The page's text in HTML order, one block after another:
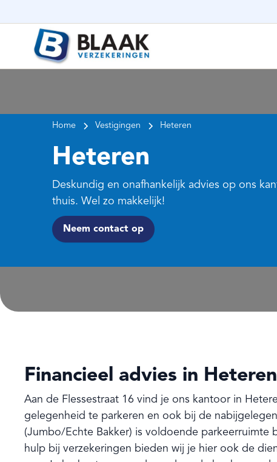
Home Vestigingen Heteren
Heteren
Deskundig en onafhankelijk advies op ons
thuis. Wel zo makkelijk!
Neem contact op
Financieel advies in Heteren
Aan de Flessestraat 16 vind je ons kantoor in
gelegenheid te parkeren en ook bij de
(Jumbo/Echte Bakker) is voldoende parkeerruimte
hulp bij verzekeringen bieden wij je hier ook de